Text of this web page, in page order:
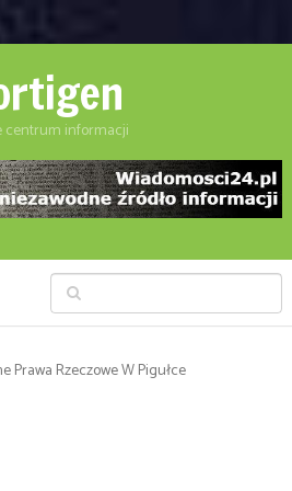
centrum informacji
Prawa Rzeczowe W Pigułce